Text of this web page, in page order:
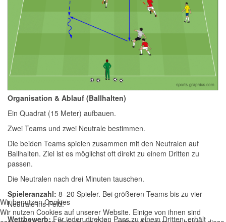
Organisation & Ablauf (Ballhalten)
Ein Quadrat (15 Meter) aufbauen.
Zwei Teams und zwei Neutrale bestimmen.
Die beiden Teams spielen zusammen mit den Neutralen auf
Ballhalten. Ziel ist es möglichst oft direkt zu einem Dritten zu
passen.
Die Neutralen nach drei Minuten tauschen.
Spieleranzahl: 8–20 Spieler. Bei größeren Teams bis zu vier
Neutrale ins Feld.
Wettbewerb:Für jeden direkten Pass zu einem Dritten, erhält
Wir benutzen Cookies
Wir nutzen Cookies auf unserer Website. Einige von ihnen sind